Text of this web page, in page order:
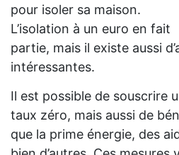
pour isoler sa maison.
L’isolation à un euro en fait
partie, mais il existe aussi
intéressantes.
Il est possible de souscrire
taux zéro, mais aussi de
que la prime énergie, des